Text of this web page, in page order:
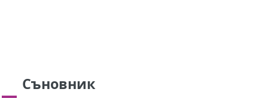
Съновник